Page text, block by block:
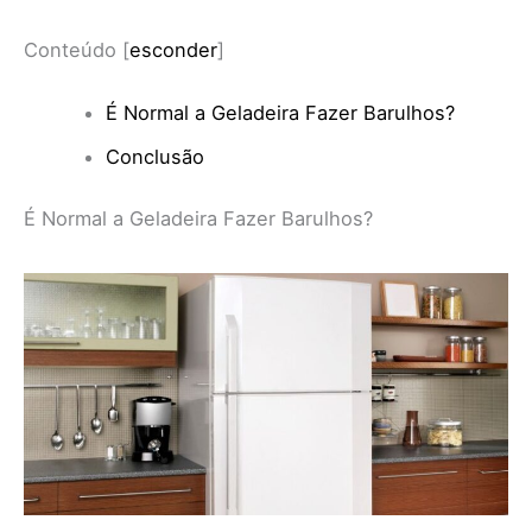
Conteúdo [esconder]
É Normal a Geladeira Fazer Barulhos?
Conclusão
É Normal a Geladeira Fazer Barulhos?